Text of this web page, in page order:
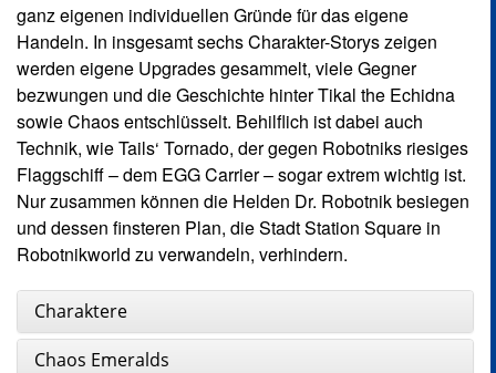
ganz eigenen individuellen Gründe für das eigene
Handeln. In insgesamt sechs Charakter-Storys zeigen
werden eigene Upgrades gesammelt, viele Gegner
bezwungen und die Geschichte hinter Tikal the Echidna
sowie Chaos entschlüsselt. Behilflich ist dabei auch
Technik, wie Tails‘ Tornado, der gegen Robotniks riesiges
Flaggschiff – dem EGG Carrier – sogar extrem wichtig ist.
Nur zusammen können die Helden Dr. Robotnik besiegen
und dessen finsteren Plan, die Stadt Station Square in
Robotnikworld zu verwandeln, verhindern.
Charaktere
Chaos Emeralds